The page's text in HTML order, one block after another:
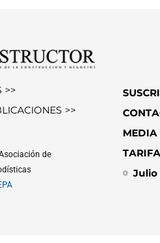
>>
>>
de
MEDIA
Julio